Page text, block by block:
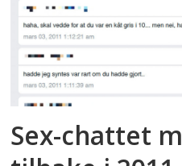
Sex-chattet